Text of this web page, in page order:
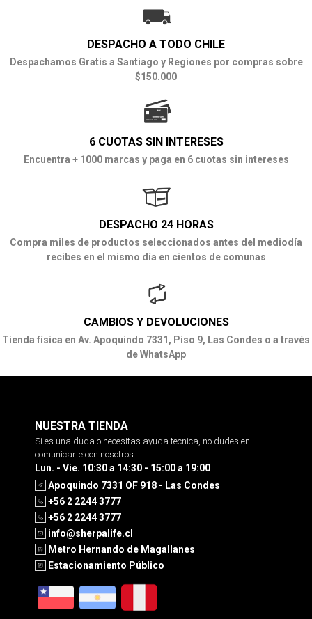
DESPACHO A TODO CHILE
Despachamos Gratis a Santiago y Regiones por compras sobre
$150.000
6 CUOTAS SIN INTERESES
Encuentra + 1000 marcas y paga en 6 cuotas sin intereses
DESPACHO 24 HORAS
Compra miles de productos seleccionados antes del mediodía
recibes en el mismo día en cientos de comunas
CAMBIOS Y DEVOLUCIONES
Tienda física en Av. Apoquindo 7331, Piso 9, Las Condes o a través
de WhatsApp
NUESTRA TIENDA
Si es una duda o necesitas ayuda tecnica, no dudes en
comunicarte con nosotros
Lun. - Vie. 10:30 a 14:30 - 15:00 a 19:00
Apoquindo 7331 OF 918 - Las Condes
+56 2 2244 3777
+56 2 2244 3777
info@sherpalife.cl
Metro Hernando de Magallanes
Estacionamiento Público